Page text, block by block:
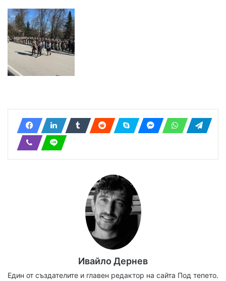
Ивайло Дернев
Един от създателите и главен редактор на сайта Под тепето.